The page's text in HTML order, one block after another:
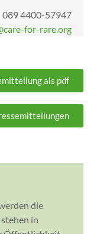
089 4400-57947
for-rare.org
als pdf
die
in